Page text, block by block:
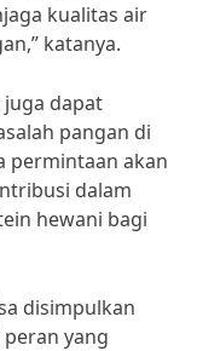
kualitas air
katanya.
juga dapat
pangan di
permintaan akan
dalam
hewani bagi
disimpulkan
yang